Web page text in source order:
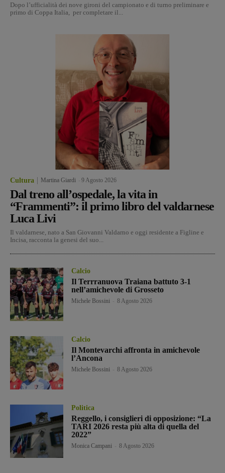
Dopo l’ufficialità dei nove gironi del campionato e di turno preliminare e
primo di Coppa Italia, per completare il...
Cultura Martina Giardi 9 Agosto 2026
Dal treno all’ospedale, la vita in
“Frammenti”: il primo libro del valdarnese
Luca Livi
Il valdarnese, nato a San Giovanni Valdarno e oggi residente a Figline e
Incisa, racconta la genesi del suo...
Calcio
Il Terrranuova Traiana battuto 3-1
nell’amichevole di Grosseto
Michele Bossini 8 Agosto 2026
Calcio
Il Montevarchi affronta in amichevole
l’Ancona
Michele Bossini 8 Agosto 2026
Politica
Reggello, i consiglieri di opposizione: “La
TARI 2026 resta più alta di quella del
2022”
Monica Campani 8 Agosto 2026